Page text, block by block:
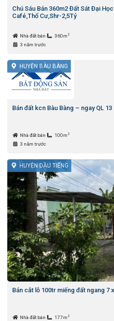
Chú Sáu Bán 360m2 Đất Sát Đại
Café,Thổ Cư,Shr-2,5Tỷ
Nhà đất bán 360m 2
3 năm trước
HUYỆN BÀU BÀNG
Bán đất kcn Bàu Bàng – ngay QL 13
Nhà đất bán 100m 2
3 năm trước
HUYỆN DẦU TIẾNG
Bán cắt lỗ 100tr miếng đất ngang
Nhà đất bán 177m 2